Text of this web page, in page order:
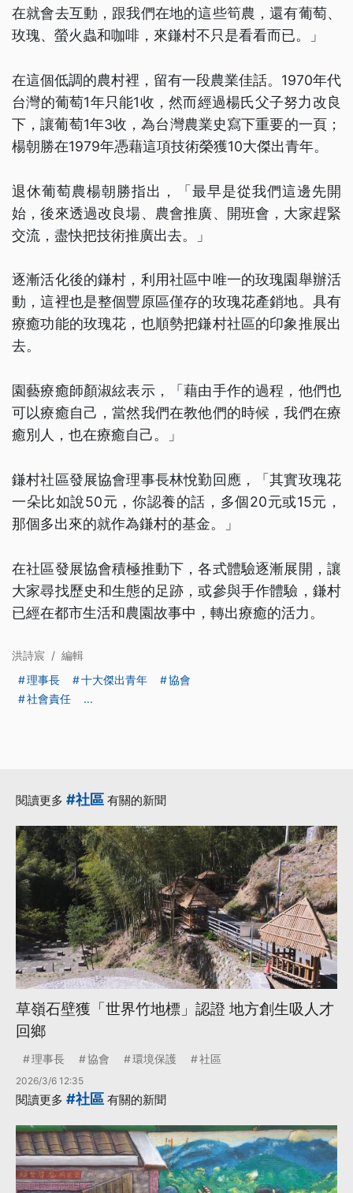
在就會去互動，跟我們在地的這些筍農，還有葡萄、
玫瑰、螢火蟲和咖啡，來鎌村不只是看看而已。」
在這個低調的農村裡，留有一段農業佳話。1970年代
台灣的葡萄1年只能1收，然而經過楊氏父子努力改良
下，讓葡萄1年3收，為台灣農業史寫下重要的一頁；
楊朝勝在1979年憑藉這項技術榮獲10大傑出青年。
退休葡萄農楊朝勝指出，「最早是從我們這邊先開
始，後來透過改良場、農會推廣、開班會，大家趕緊
交流，盡快把技術推廣出去。」
逐漸活化後的鎌村，利用社區中唯一的玫瑰園舉辦活
動，這裡也是整個豐原區僅存的玫瑰花產銷地。具有
療癒功能的玫瑰花，也順勢把鎌村社區的印象推展出
去。
園藝療癒師顏淑絃表示，「藉由手作的過程，他們也
可以療癒自己，當然我們在教他們的時候，我們在療
癒別人，也在療癒自己。」
鎌村社區發展協會理事長林悅勤回應，「其實玫瑰花
一朵比如說50元，你認養的話，多個20元或15元，
那個多出來的就作為鎌村的基金。」
在社區發展協會積極推動下，各式體驗逐漸展開，讓
大家尋找歷史和生態的足跡，或參與手作體驗，鎌村
已經在都市生活和農園故事中，轉出療癒的活力。
洪詩宸 / 編輯
理事長
十大傑出青年
協會
社會責任
...
閱讀更多 #社區 有關的新聞
草嶺石壁獲「世界竹地標」認證 地方創生吸人才
回鄉
理事長 協會 環境保護 社區
2026/3/6 12:35
閱讀更多 #社區 有關的新聞